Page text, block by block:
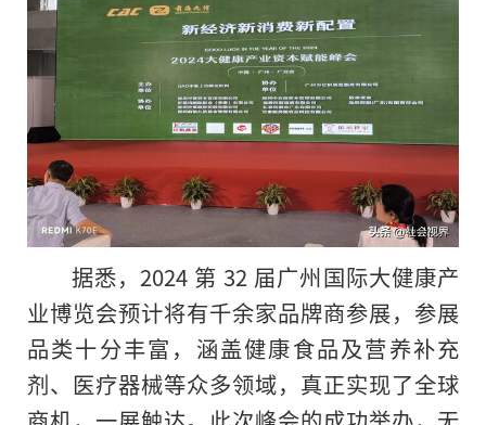
据悉，2024 第 32 届广州国际大健康产
业博览会预计将有千余家品牌商参展，参展
品类十分丰富，涵盖健康食品及营养补充
剂、医疗器械等众多领域，真正实现了全球